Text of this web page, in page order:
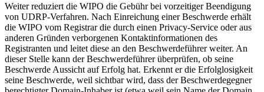
Weiter reduziert die WIPO die Gebühr bei vorzeitiger Beendigung
von UDRP-Verfahren. Nach Einreichung einer Beschwerde erhält
die WIPO vom Registrar die durch einen Privacy-Service oder aus
anderen Gründen verborgenen Kontaktinformationen des
Registranten und leitet diese an den Beschwerdeführer weiter. An
dieser Stelle kann der Beschwerdeführer überprüfen, ob seine
Beschwerde Aussicht auf Erfolg hat. Erkennt er die Erfolglosigkeit
seine Beschwerde, weil sichtbar wird, dass der Beschwerdegegner